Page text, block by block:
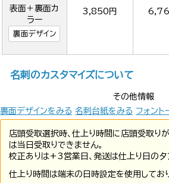
表面＋裏面カ
ラー
裏面デザイン
3,850円
名刺のカスタマイズについて
その他情報
裏面デザインをみる 名刺台紙をみる フォント
店頭受取選択時、仕上り時間に店頭受取り
は当日受取りできません。
校正ありは+3営業日、発送は仕上り日の夕
仕上り時間は端末の日時設定を使用しており